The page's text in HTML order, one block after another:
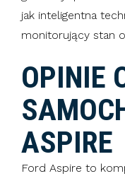
jak inteligentna
monitorujący stan
OPINIE
ASPIRE
Ford Aspire to